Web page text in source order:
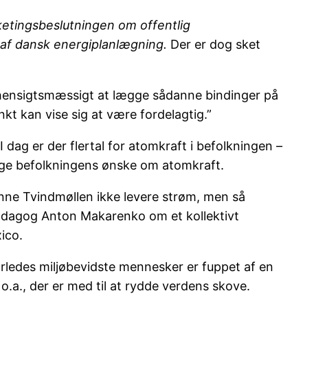
om offentlig
dansk energiplanlægning. Der er dog sket
at lægge sådanne bindinger på
kan vise sig at være fordelagtig.”
I dag er der flertal for atomkraft i befolkningen –
befolkningens ønske om atomkraft.
Tvindmøllen ikke levere strøm, men så
Anton Makarenko om et kollektivt
miljøbevidste mennesker er fuppet af en
der er med til at rydde verdens skove.